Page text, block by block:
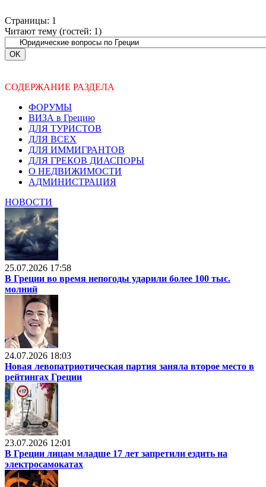
Страницы: 1
Читают тему (гостей: 1)
СОДЕРЖАНИЕ РАЗДЕЛА
ФОРУМЫ
ВИЗА в Грецию
ДЛЯ ТУРИСТОВ
ДЛЯ ВСЕХ
ДЛЯ ИММИГРАНТОВ
ДЛЯ ГРЕКОВ ДИАСПОРЫ
О НЕДВИЖИМОСТИ
АДМИНИСТРАЦИЯ
НОВОСТИ
25.07.2026 17:58
В Греции во время непогоды ударили более 100 тыс.
молний
24.07.2026 18:03
Новая левопатриотическая партия заняла второе место в
рейтингах Греции
23.07.2026 12:01
В Греции лицам младше 17 лет запретили ездить на
электросамокатах